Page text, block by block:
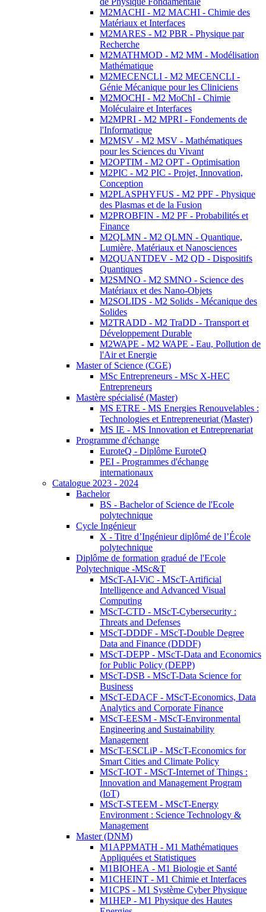
M2MACHI - M2 MACHI - Chimie des
Matériaux et Interfaces
M2MARES - M2 PBR - Physique par
Recherche
M2MATHMOD - M2 MM - Modélisation
Mathématique
M2MECENCLI - M2 MECENCLI -
Génie Mécanique pour les Cliniciens
M2MOCHI - M2 MoChI - Chimie
Moléculaire et Interfaces
M2MPRI - M2 MPRI - Fondements de
l'Informatique
M2MSV - M2 MSV - Mathématiques
pour les Sciences du Vivant
M2OPTIM - M2 OPT - Optimisation
M2PIC - M2 PIC - Projet, Innovation,
Conception
M2PLASPHYFUS - M2 PPF - Physique
des Plasmas et de la Fusion
M2PROBFIN - M2 PF - Probabilités et
Finance
M2QLMN - M2 QLMN - Quantique,
Lumière, Matériaux et Nanosciences
M2QUANTDEV - M2 QD - Dispositifs
Quantiques
M2SMNO - M2 SMNO - Science des
Matériaux et des Nano-Objets
M2SOLIDS - M2 Solids - Mécanique des
Solides
M2TRADD - M2 TraDD - Transport et
Développement Durable
M2WAPE - M2 WAPE - Eau, Pollution de
l'Air et Energie
Master of Science (CGE)
MSc Entrepreneurs - MSc X-HEC
Entrepreneurs
Mastère spécialisé (Master)
MS ETRE - MS Energies Renouvelables :
Technologies et Entrepreneuriat (Master)
MS IE - MS Innovation et Entreprenariat
Programme d'échange
EuroteQ - Diplôme EuroteQ
PEI - Programmes d'échange
internationaux
Catalogue 2023 - 2024
Bachelor
BS - Bachelor of Science de l'Ecole
polytechnique
Cycle Ingénieur
X - Titre d’Ingénieur diplômé de l’École
polytechnique
Diplôme de formation gradué de l'Ecole
Polytechnique -MSc&T
MScT-AI-ViC - MScT-Artificial
Intelligence and Advanced Visual
Computing
MScT-CTD - MScT-Cybersecurity :
Threats and Defenses
MScT-DDDF - MScT-Double Degree
Data and Finance (DDDF)
MScT-DEPP - MScT-Data and Economics
for Public Policy (DEPP)
MScT-DSB - MScT-Data Science for
Business
MScT-EDACF - MScT-Economics, Data
Analytics and Corporate Finance
MScT-EESM - MScT-Environmental
Engineering and Sustainability
Management
MScT-ESCLiP - MScT-Economics for
Smart Cities and Climate Policy
MScT-IOT - MScT-Internet of Things :
Innovation and Management Program
(IoT)
MScT-STEEM - MScT-Energy
Environment : Science Technology &
Management
Master (DNM)
M1APPMATH - M1 Mathématiques
Appliquées et Statistiques
M1BIOHEA - M1 Biologie et Santé
M1CHEINT - M1 Chimie et Interfaces
M1CPS - M1 Système Cyber Physique
M1HEP - M1 Physique des Hautes